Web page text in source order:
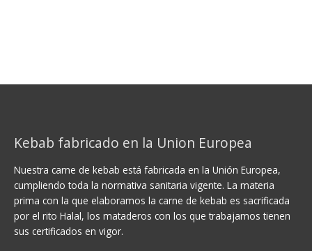
Kebab fabricado en la Union Europea
Nuestra carne de kebab está fabricada en la Unión Europea,
cumpliendo toda la normativa sanitaria vigente. La materia
prima con la que elaboramos la carne de kebab es sacrificada
por el rito Halal, los mataderos con los que trabajamos tienen
sus certificados en vigor.